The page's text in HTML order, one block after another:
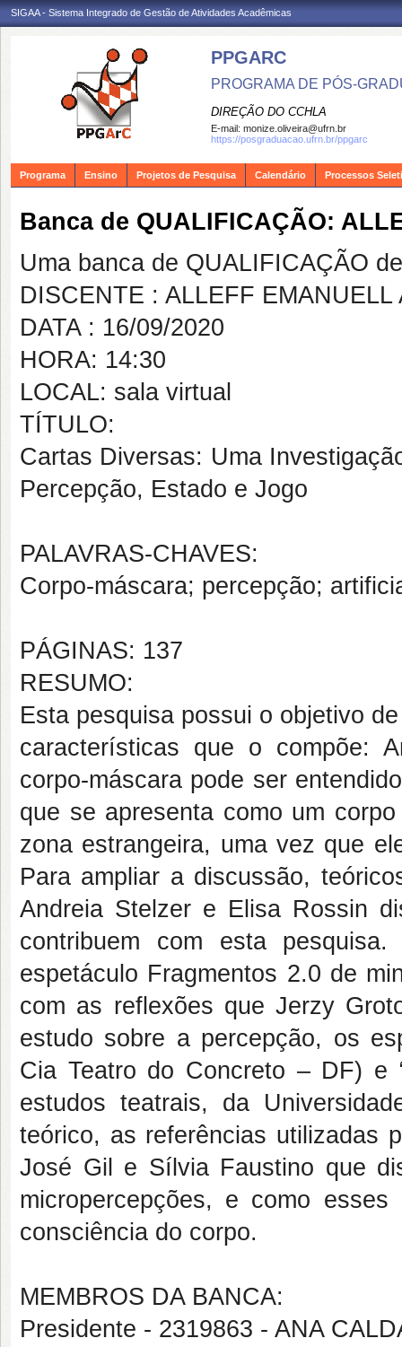
SIGAA - Sistema Integrado de Gestão de Atividades Acadêmicas
PPGARC
PROGRAMA DE PÓS-
DIREÇÃO DO CCHLA
E-mail: monize.oliveira@ufrn.br
https://posgraduacao.ufrn.br/ppgarc
Programa Ensino Projetos de Pesquisa Calendário Processos
Banca de QUALIFICAÇÃO:
Uma banca de QUALIFICAÇÃO
DISCENTE : ALLEFF EMANUELL
DATA : 16/09/2020
HORA: 14:30
LOCAL: sala virtual
TÍTULO:
Cartas Diversas: Uma
Percepção, Estado e Jogo
PALAVRAS-CHAVES:
Corpo-máscara; percepção;
PÁGINAS: 137
RESUMO:
Esta pesquisa possui o objetivo
características que o compõe:
corpo-máscara pode ser
que se apresenta como um
zona estrangeira, uma vez que
Para ampliar a discussão,
Andreia Stelzer e Elisa Rossin
contribuem com esta
espetáculo Fragmentos 2.0 de
com as reflexões que Jerzy
estudo sobre a percepção, os
Cia Teatro do Concreto – DF) e
estudos teatrais, da
teórico, as referências utilizadas
José Gil e Sílvia Faustino que
micropercepções, e como
consciência do corpo.
MEMBROS DA BANCA:
Presidente - 2319863 - ANA